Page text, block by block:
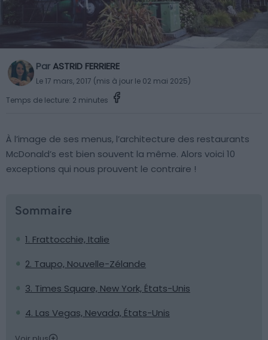
ParASTRID FERRIERE
Le 17 mars, 2017 (mis à jour le 02 mai 2025)
Temps de lecture: 2 minutes
À l’image de ses menus, l’architecture des restaurants
McDonald’s est bien souvent la même. Alors voici 10
exceptions qui nous prouvent le contraire !
Sommaire
1. Frattocchie, Italie
2. Taupo, Nouvelle-Zélande
3. Times Square, New York, États-Unis
4. Las Vegas, Nevada, États-Unis